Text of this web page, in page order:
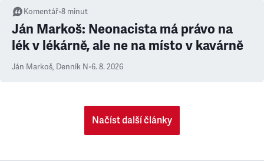
Komentář•8 minut
Ján Markoš: Neonacista má právo na
lék v lékárně, ale ne na místo v kavárně
Ján Markoš, Denník N•6. 8. 2026
Načíst další články